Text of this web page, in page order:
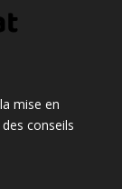
mise en
conseils